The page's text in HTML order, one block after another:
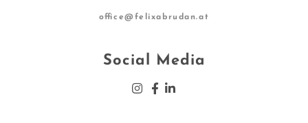
office@felixabrudan.at
Social Media
Insta­gram
Face­book